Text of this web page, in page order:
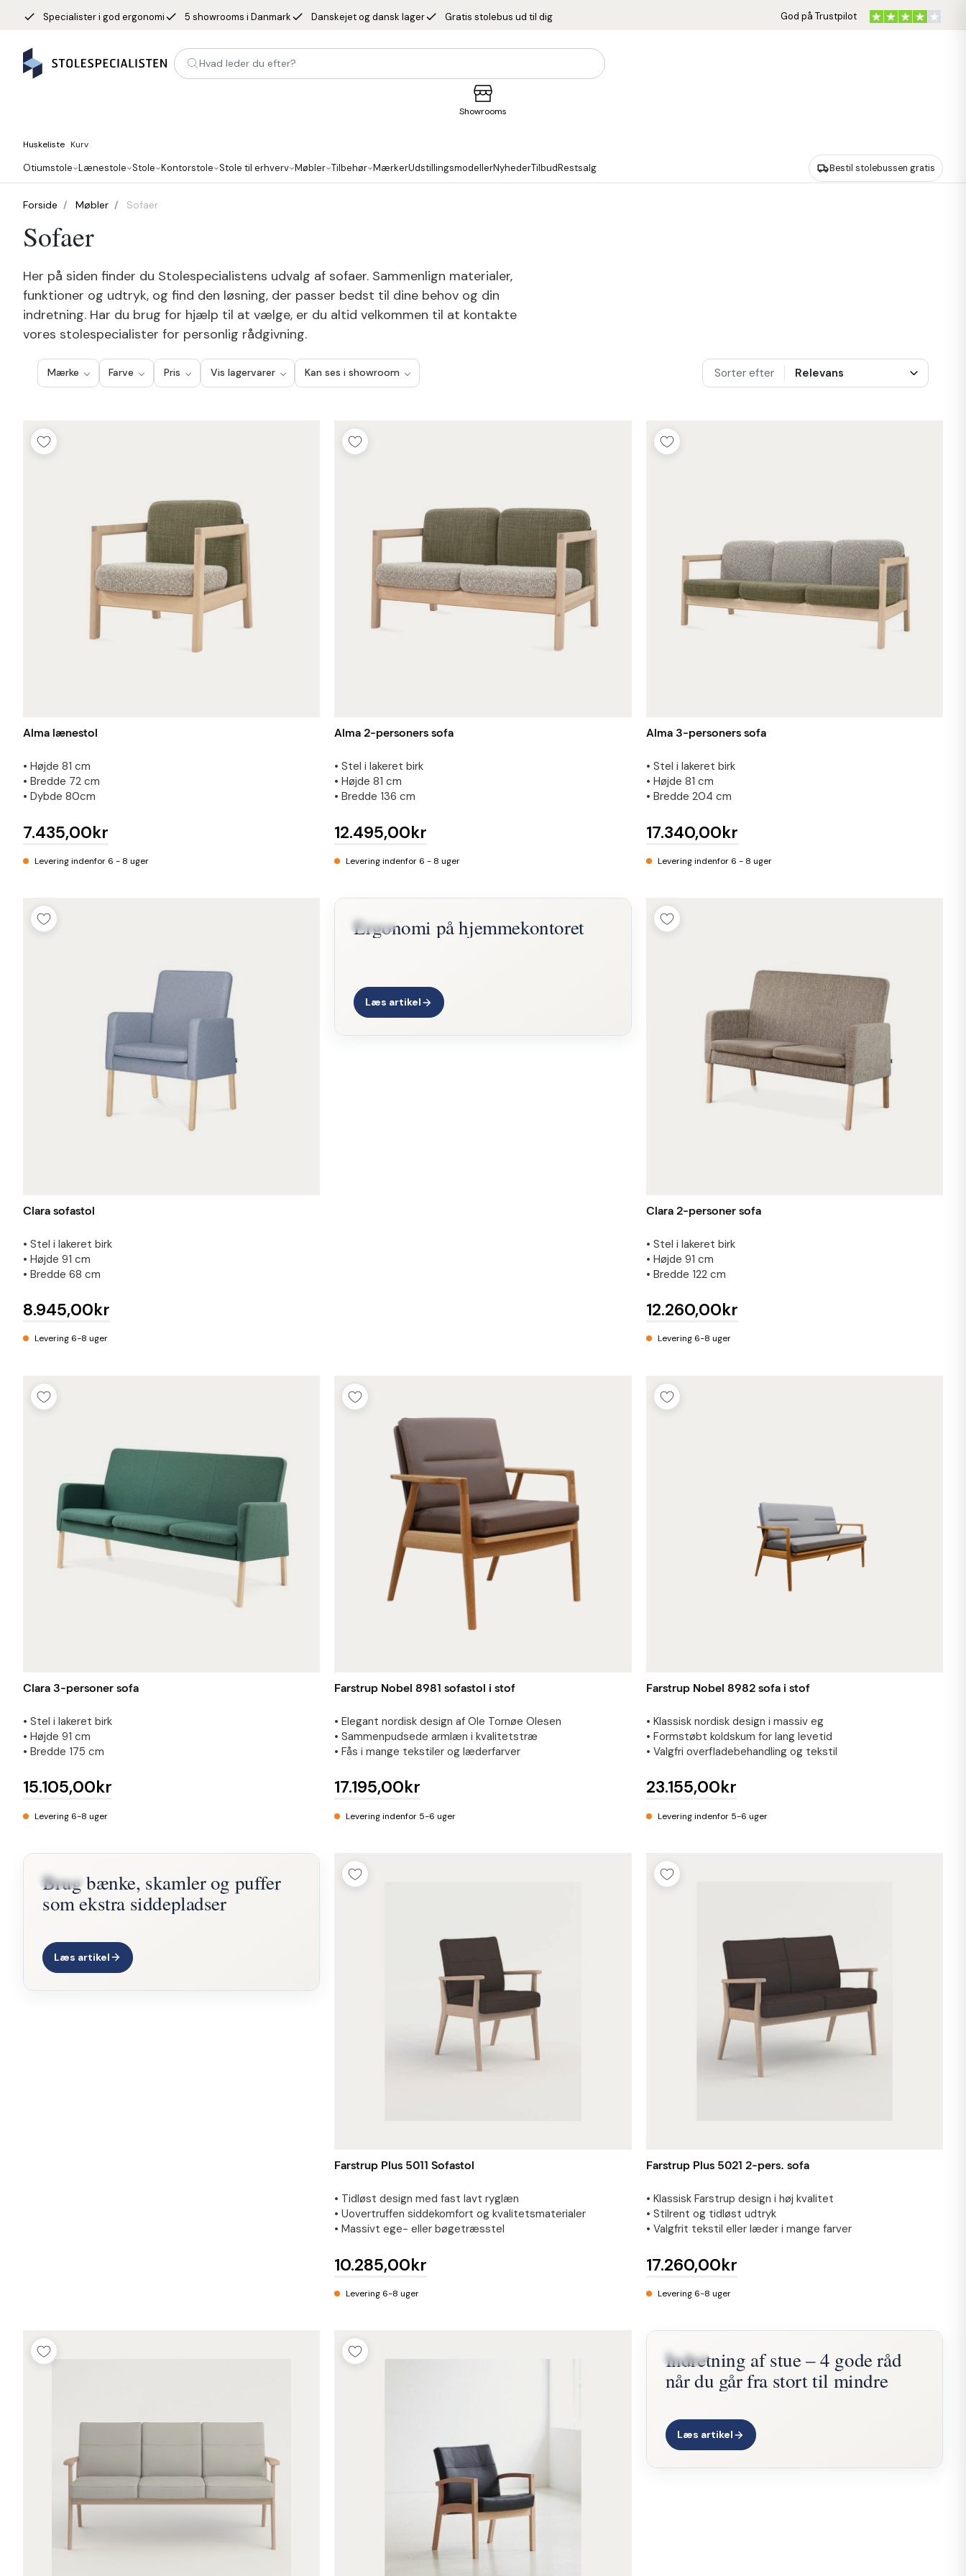
done Specialister i god ergonomidone 5 showrooms i Danmarkdone Danskejet og dansk lagerdone Gratis stolebus ud til dig God på Trustpilot
Hvad leder du efter?
Showrooms
Huskeliste Kurv
Otiumstole Lænestole Stole Kontorstole Stole til erhverv Møbler Tilbehør Mærker Udstillingsmodeller Nyheder Tilbud Restsalg Bestil stolebussen gratis
Forside Møbler Sofaer
Sofaer
Her på siden finder du Stolespecialistens udvalg af sofaer. Sammenlign materialer,
funktioner og udtryk, og find den løsning, der passer bedst til dine behov og din
indretning. Har du brug for hjælp til at vælge, er du altid velkommen til at kontakte
vores stolespecialister for personlig rådgivning.
Mærke Farve Pris Vis lagervarer Kan ses i showroom Sorter efter
Alma lænestol
• Højde 81 cm
• Bredde 72 cm
• Dybde 80cm
7.435,00kr
Levering indenfor 6 - 8 uger
Alma 2-personers sofa
• Stel i lakeret birk
• Højde 81 cm
• Bredde 136 cm
12.495,00kr
Levering indenfor 6 - 8 uger
Alma 3-personers sofa
• Stel i lakeret birk
• Højde 81 cm
• Bredde 204 cm
17.340,00kr
Levering indenfor 6 - 8 uger
Clara sofastol
• Stel i lakeret birk
• Højde 91 cm
• Bredde 68 cm
8.945,00kr
Levering 6-8 uger
BLOG
Ergonomi på hjemmekontoret
Læs artikel
Clara 2-personer sofa
• Stel i lakeret birk
• Højde 91 cm
• Bredde 122 cm
12.260,00kr
Levering 6-8 uger
Clara 3-personer sofa
• Stel i lakeret birk
• Højde 91 cm
• Bredde 175 cm
15.105,00kr
Levering 6-8 uger
Farstrup Nobel 8981 sofastol i stof
• Elegant nordisk design af Ole Tornøe Olesen
• Sammenpudsede armlæn i kvalitetstræ
• Fås i mange tekstiler og læderfarver
17.195,00kr
Levering indenfor 5-6 uger
Farstrup Nobel 8982 sofa i stof
• Klassisk nordisk design i massiv eg
• Formstøbt koldskum for lang levetid
• Valgfri overfladebehandling og tekstil
23.155,00kr
Levering indenfor 5-6 uger
BLOG
Brug bænke, skamler og puffer
som ekstra siddepladser
Læs artikel
Farstrup Plus 5011 Sofastol
• Tidløst design med fast lavt ryglæn
• Uovertruffen siddekomfort og kvalitetsmaterialer
• Massivt ege- eller bøgetræsstel
10.285,00kr
Levering 6-8 uger
Farstrup Plus 5021 2-pers. sofa
• Klassisk Farstrup design i høj kvalitet
• Stilrent og tidløst udtryk
• Valgfrit tekstil eller læder i mange farver
17.260,00kr
Levering 6-8 uger
BLOG
Indretning af stue – 4 gode råd
når du går fra stort til mindre
Læs artikel